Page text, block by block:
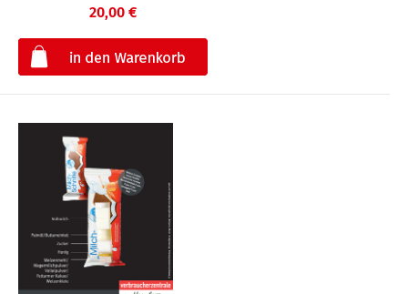
20,00 €